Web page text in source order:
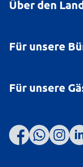
Über den
Für unsere
Für unsere